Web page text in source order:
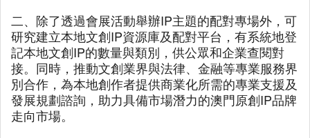
二、除了透過會展活動舉辦IP主題的配對專場外，可
研究建立本地文創IP資源庫及配對平台，有系統地登
記本地文創IP的數量與類別，供公眾和企業查閱對
接。同時，推動文創業界與法律、金融等專業服務界
別合作，為本地創作者提供商業化所需的專業支援及
發展規劃諮詢，助力具備市場潛力的澳門原創IP品牌
走向市場。